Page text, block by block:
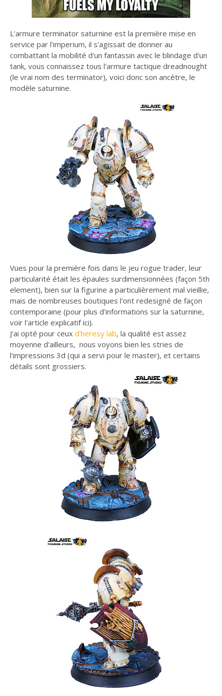
L'armure terminator saturnine est la première mise en
service par l'imperium, il s'agissait de donner au
combattant la mobilité d'un fantassin avec le blindage d'un
tank, vous connaissez tous l'armure tactique dreadnought
(le vrai nom des terminator), voici donc son ancètre, le
modèle saturnine.
Vues pour la première fois dans le jeu rogue trader, leur
particularité était les épaules surdimensionnées (façon 5th
element), bien sur la figurine a particulièrement mal vieillie,
mais de nombreuses boutiques l'ont redesigné de façon
contemporaine (pour plus d'informations sur la saturnine,
voir l'article explicatif ici).
J'ai opté pour ceux d'heresy lab, la qualité est assez
moyenne d'ailleurs, nous voyons bien les stries de
l'impressions 3d (qui a servi pour le master), et certains
détails sont grossiers.